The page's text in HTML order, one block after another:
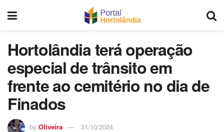
Hortolândia terá operação
especial de trânsito em
frente ao cemitério no dia de
Finados
by Oliveira 31/10/2024